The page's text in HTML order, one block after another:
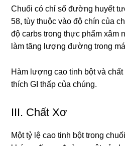
Chuối có chỉ số đường huyết
58, tùy thuộc vào độ chín của
độ carbs trong thực phẩm xâm
làm tăng lượng đường trong
Hàm lượng cao tinh bột và
thích GI thấp của chúng.
III. Chất Xơ
Một tỷ lệ cao tinh bột trong